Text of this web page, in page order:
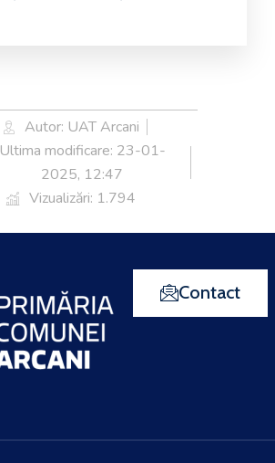
Autor: UAT Arcani
Ultima modificare: 23-01-
2025, 12:47
Vizualizări: 1.794
Contact